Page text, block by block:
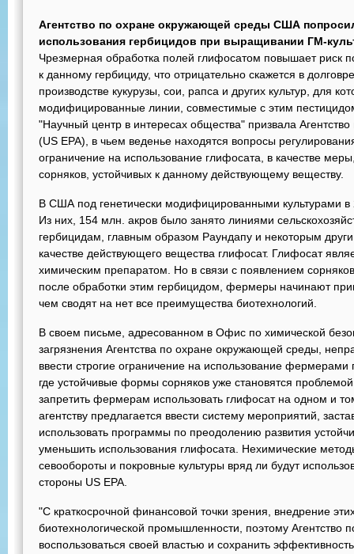
Агентство по охране окружающей среды США
использования гербицидов при выращивании ГМ-
Чрезмерная обработка полей глифосатом повышает риск
к данному гербициду, что отрицательно скажется в
производстве кукурузы, сои, рапса и других культур, для
модифицированные линии, совместимые с этим
"Научный центр в интересах общества" призвала
(US EPA), в чьем веденье находятся вопросы
ограничение на использование глифосата, в качестве
сорняков, устойчивых к данному действующему веществу.
В США под генетически модифицированными культурами в
Из них, 154 млн. акров было занято линиями
гербицидам, главным образом Раундапу и некоторым
качестве действующего вещества глифосат. Глифосат
химическим препаратом. Но в связи с появлением
после обработки этим гербицидом, фермеры начинают
чем сводят на нет все преимущества биотехнологий.
В своем письме, адресованном в Офис по химической
загрязнения Агентства по охране окружающей среды,
ввести строгие ограничение на использование фермерами
где устойчивые формы сорняков уже становятся
запретить фермерам использовать глифосат на одном и
агентству предлагается ввести систему мероприятий,
использовать программы по преодолению развития
уменьшить использования глифосата. Нехимические
севообороты и покровные культуры вряд ли будут
стороны US EPA.
"С краткосрочной финансовой точки зрения, внедрение
биотехнологической промышленности, поэтому
воспользоваться своей властью и сохранить